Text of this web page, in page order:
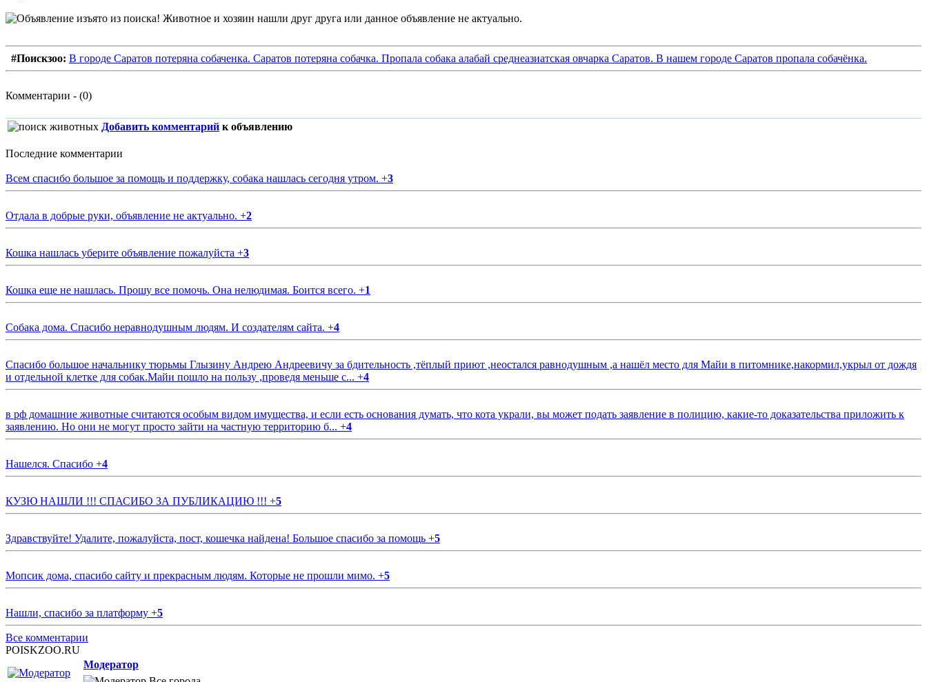
#Поискзоо: В городе Саратов потеряна собаченка. Саратов потеряна собачка. Пропала собака алабай среднеазиатская овчарка Саратов. В нашем городе Саратов пропала собачёнка.
Комментарии - (0)
Добавить комментарий к объявлению
Последние комментарии
Всем спасибо большое за помощь и поддержку, собака нашлась сегодня утром. +3
Отдала в добрые руки, объявление не актуально. +2
Кошка нашлась уберите объявление пожалуйста +3
Кошка еще не нашлась. Прошу все помочь. Она нелюдимая. Боится всего. +1
Собака дома. Спасибо неравнодушным людям. И создателям сайта. +4
Спасибо большое начальнику тюрьмы Глызину Андрею Андреевичу за бдительность ,тёплый приют ,неостался равнодушным ,а нашёл место для Майи в питомнике,накормил,укрыл от дождя
и отдельной клетке для собак.Майи пошло на пользу ,проведя меньше с... +4
в рф домашние животные считаются особым видом имущества, и если есть основания думать, что кота украли, вы может подать заявление в полицию, какие-то доказательства приложить к
заявлению. Но они не могут просто зайти на частную территорию б... +4
Нашелся. Спасибо +4
КУЗЮ НАШЛИ !!! СПАСИБО ЗА ПУБЛИКАЦИЮ !!! +5
Здравствуйте! Удалите, пожалуйста, пост, кошечка найдена! Большое спасибо за помощь +5
Мопсик дома, спасибо сайту и прекрасным людям. Которые не прошли мимо. +5
Нашли, спасибо за платформу +5
Все комментарии
POISKZOO.RU
Модератор